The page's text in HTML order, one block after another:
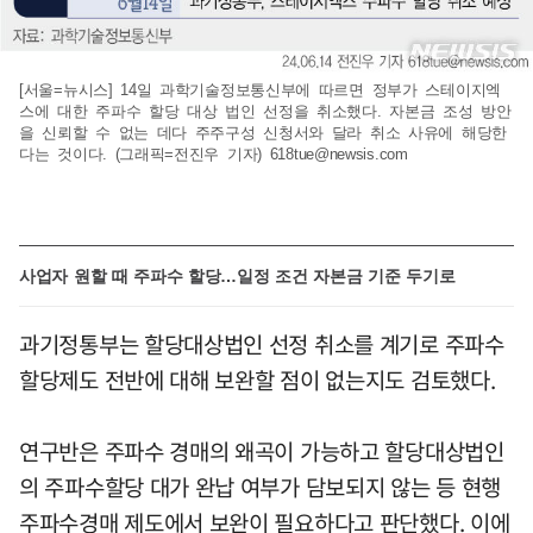
[서울=뉴시스] 14일 과학기술정보통신부에 따르면 정부가 스테이지엑
스에 대한 주파수 할당 대상 법인 선정을 취소했다. 자본금 조성 방안
을 신뢰할 수 없는 데다 주주구성 신청서와 달라 취소 사유에 해당한
다는 것이다. (그래픽=전진우 기자) 618tue@newsis.com
사업자 원할 때 주파수 할당…일정 조건 자본금 기준 두기로
과기정통부는 할당대상법인 선정 취소를 계기로 주파수
할당제도 전반에 대해 보완할 점이 없는지도 검토했다.
연구반은 주파수 경매의 왜곡이 가능하고 할당대상법인
의 주파수할당 대가 완납 여부가 담보되지 않는 등 현행
주파수경매 제도에서 보완이 필요하다고 판단했다. 이에